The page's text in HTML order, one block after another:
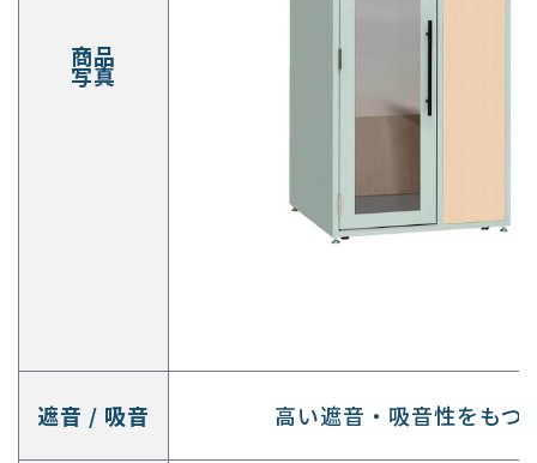
商品
写真
遮音 / 吸音 高い遮音・吸音性をもつ